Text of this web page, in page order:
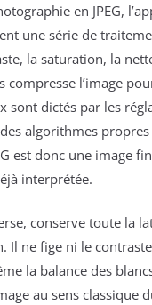
en JPEG,
une série de
la saturation, la
compresse l’image
sont dictés par les
algorithmes
est donc une image
interprétée.
conserve toute la
Il ne fige ni le
la balance des
au sens classique